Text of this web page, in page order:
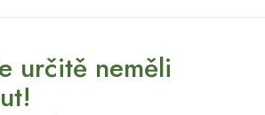
určitě neměli